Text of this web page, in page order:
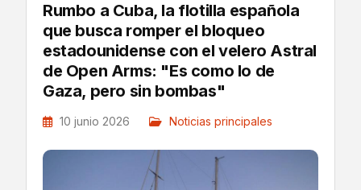
Rumbo a Cuba, la flotilla española
que busca romper el bloqueo
estadounidense con el velero Astral
de Open Arms: "Es como lo de
Gaza, pero sin bombas"
10 junio 2026 Noticias principales